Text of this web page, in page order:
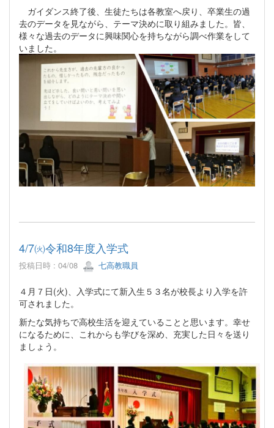
ガイダンス終了後、生徒たちは各教室へ戻り、卒業生の過
去のデータを見ながら、テーマ決めに取り組みました。皆、
様々な過去のデータに興味関心を持ちながら調べ作業をして
いました。
4/7㈫令和8年度入学式
投稿日時 : 04/08 七高教職員
４月７日(火)、入学式にて新入生５３名が校長より入学を許
可されました。
新たな気持ちで高校生活を迎えていることと思います。幸せ
になるために、これからも学びを深め、充実した日々を送り
ましょう。